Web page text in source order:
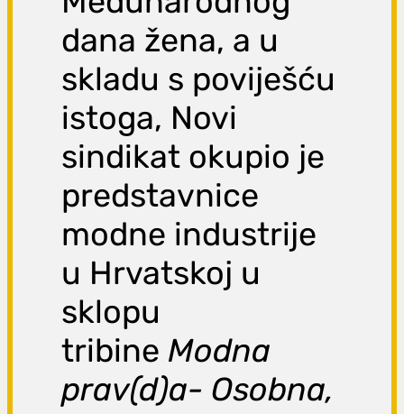
dana žena, a u
skladu s poviješću
istoga, Novi
sindikat okupio je
predstavnice
modne industrije
u Hrvatskoj u
sklopu
tribine Modna
prav(d)a- Osobna,